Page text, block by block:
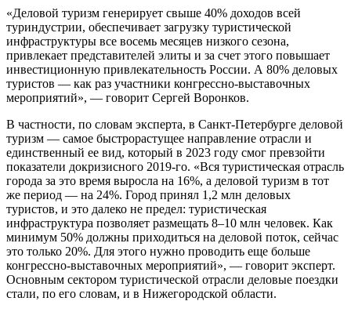
«Деловой туризм генерирует свыше 40% доходов всей
туриндустрии, обеспечивает загрузку туристической
инфраструктуры все восемь месяцев низкого сезона,
привлекает представителей элиты и за счет этого повышает
инвестиционную привлекательность России. А 80% деловых
туристов — как раз участники конгрессно-выставочных
мероприятий», — говорит Сергей Воронков.
В частности, по словам эксперта, в Санкт-Петербурге деловой
туризм — самое быстрорастущее направление отрасли и
единственный ее вид, который в 2023 году смог превзойти
показатели докризисного 2019-го. «Вся туристическая отрасль
города за это время выросла на 16%, а деловой туризм в тот
же период — на 24%. Город принял 1,2 млн деловых
туристов, и это далеко не предел: туристическая
инфраструктура позволяет размещать 8–10 млн человек. Как
минимум 50% должны приходиться на деловой поток, сейчас
это только 20%. Для этого нужно проводить еще больше
конгрессно-выставочных мероприятий», — говорит эксперт.
Основным сектором туристической отрасли деловые поездки
стали, по его словам, и в Нижегородской области.